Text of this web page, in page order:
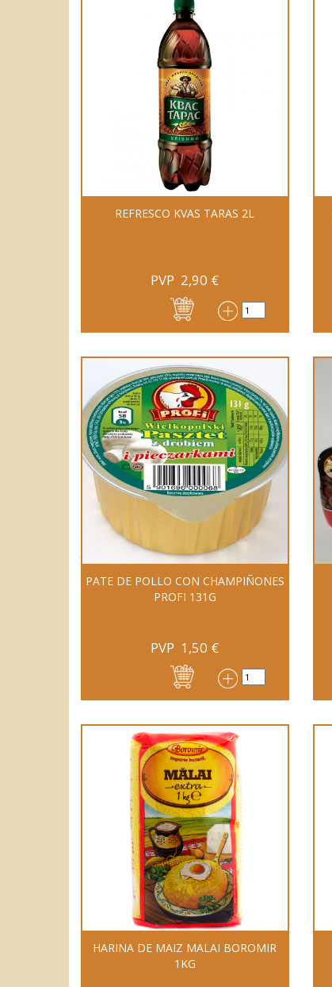
REFRESCO KVAS TARAS 2L
PVP 2,90 €
PATE DE POLLO CON CHAMPIÑONES
PROFI 131G
PVP 1,50 €
HARINA DE MAIZ MALAI BOROMIR
1KG